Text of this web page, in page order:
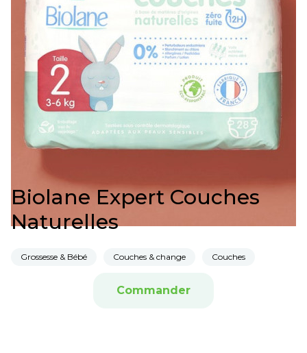
Biolane Expert Couches
Naturelles
Grossesse & Bébé Couches & change Couches
Commander